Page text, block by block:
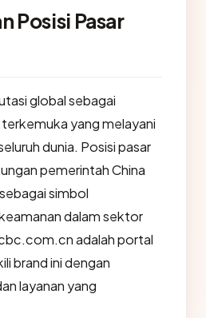
Posisi Pasar
global sebagai
yang melayani
dunia. Posisi pasar
pemerintah China
simbol
dalam sektor
adalah portal
brand ini dengan
layanan yang